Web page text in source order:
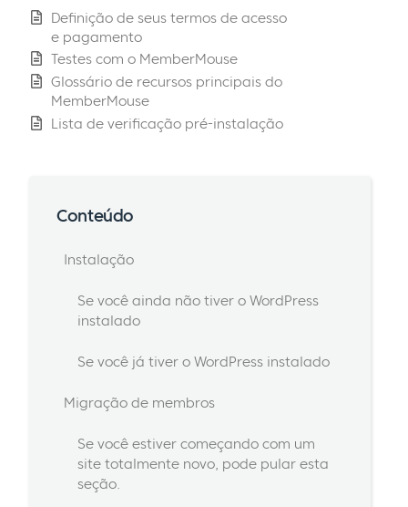
Definição de seus termos de acesso
e pagamento
Testes com o MemberMouse
Glossário de recursos principais do
MemberMouse
Lista de verificação pré-instalação
Conteúdo
Instalação
Se você ainda não tiver o WordPress
instalado
Se você já tiver o WordPress instalado
Migração de membros
Se você estiver começando com um
site totalmente novo, pode pular esta
seção.